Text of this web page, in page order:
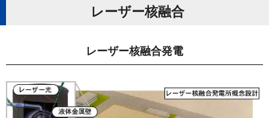
レーザ ー 核 融 合
レーザー核 融 合 発 電